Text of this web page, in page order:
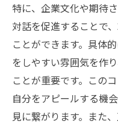
特に、企業文化や期待
対話を促進することで
ことができます。具体
をしやすい雰囲気を作
ことが重要です。この
自分をアピールする機
見に繋がります。また